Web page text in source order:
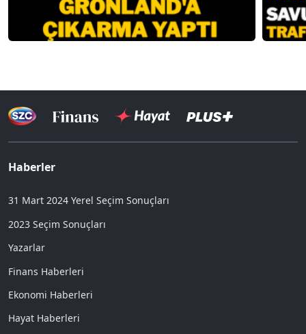
Haberler
31 Mart 2024 Yerel Seçim Sonuçları
2023 Seçim Sonuçları
Yazarlar
Finans Haberleri
Ekonomi Haberleri
Hayat Haberleri